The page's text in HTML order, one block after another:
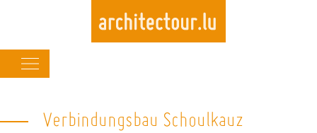
main
navigation
Verbindungsbau Schoulkauz